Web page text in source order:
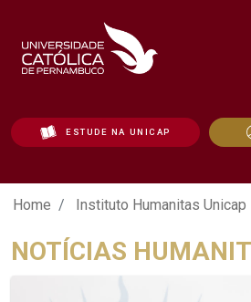
ESTUDE NA UNICAP
Notícias Humanitas -
Home Instituto Humanitas Unicap
NOTÍCIAS